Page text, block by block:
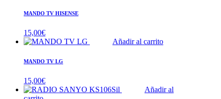
MANDO TV HISENSE
15,00€
Añadir al carrito
MANDO TV LG
15,00€
Añadir al